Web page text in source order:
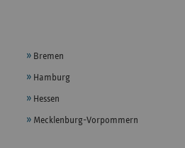
Bremen
Hamburg
Hessen
Mecklenburg-Vorpommern